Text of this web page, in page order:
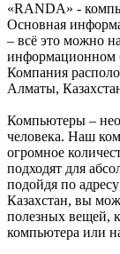
«RANDA» -
Основная
– всё это можно
информационном
Компания
Алматы,
Компьютеры –
человека. Наш
огромное
подходят для
подойдя по
Казахстан, вы
полезных вещей,
компьютера или